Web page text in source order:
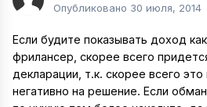
Опубликовано 30 июля, 2014
Если будите показывать доход
фрилансер, скорее всего
декларации, т.к. скорее всего
негативно на решение. Если